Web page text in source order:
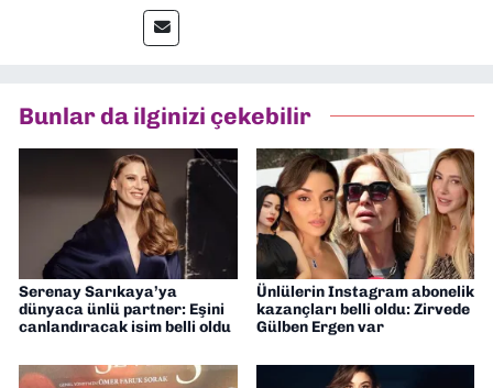
editörlük görevini de üstleniyorum.
Bunlar da ilginizi çekebilir
Serenay Sarıkaya’ya
dünyaca ünlü partner: Eşini
canlandıracak isim belli oldu
Ünlülerin Instagram abonelik
kazançları belli oldu: Zirvede
Gülben Ergen var